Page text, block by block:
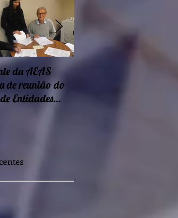
da AEAS
de reunião do
Entidades